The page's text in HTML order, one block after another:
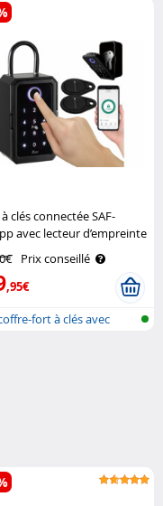
clés connectée SAF-
avec lecteur d’empreinte
XCase
Prix conseillé
,95€
fort à clés avec